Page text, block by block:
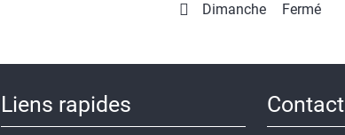
Dimanche
Fermé
Liens rapides Contact